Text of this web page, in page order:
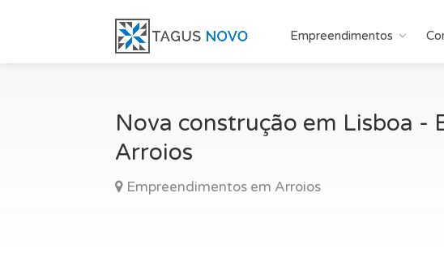
Empreendimentos
Nova construção em Lisboa -
Arroios
Empreendimentos em Arroios